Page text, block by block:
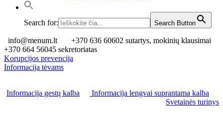
Search for: Search Button
info@menum.lt
+370 636 60602 sutartys, mokinių klausimai
+370 664 56045 sekretoriatas
Korupcijos prevencija
Informacija tėvams
Informacija gestų kalba
Informacija lengvai suprantama kalba
Svetainės turinys